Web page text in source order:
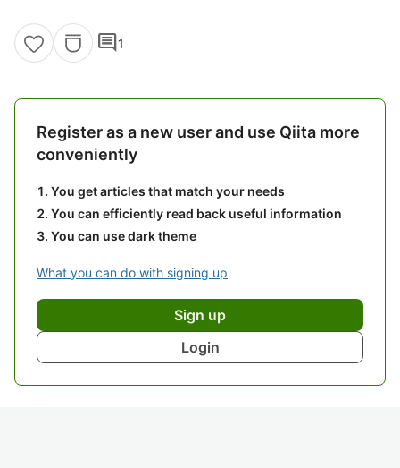
comment1
Register as a new user and use Qiita more
conveniently
You get articles that match your needs
You can efficiently read back useful information
You can use dark theme
What you can do with signing up
Sign up
Login